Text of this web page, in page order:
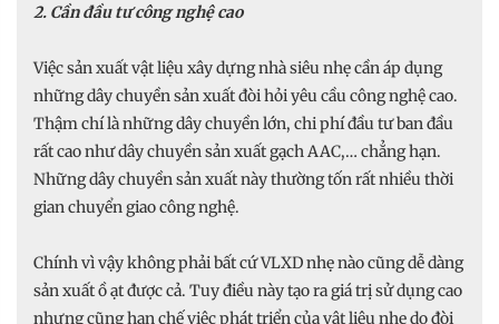
2. Cần đầu tư công nghệ cao
Việc sản xuất vật liệu xây dựng nhà siêu nhẹ cần áp dụng
những dây chuyền sản xuất đòi hỏi yêu cầu công nghệ cao.
Thậm chí là những dây chuyền lớn, chi phí đầu tư ban đầu
rất cao như dây chuyền sản xuất gạch AAC,… chẳng hạn.
Những dây chuyền sản xuất này thường tốn rất nhiều thời
gian chuyển giao công nghệ.
Chính vì vậy không phải bất cứ VLXD nhẹ nào cũng dễ dàng
sản xuất ồ ạt được cả. Tuy điều này tạo ra giá trị sử dụng cao
nhưng cũng hạn chế việc phát triển của vật liệu nhẹ do đòi